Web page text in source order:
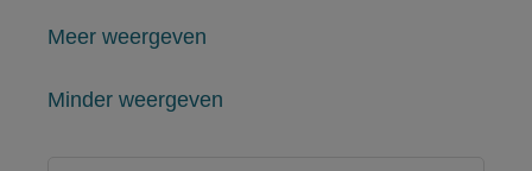
Meer weergeven
Minder weergeven